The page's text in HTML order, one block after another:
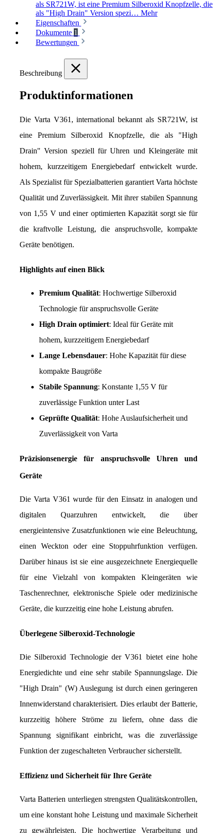
als SR721W, ist eine Premium Silberoxid Knopfzelle, die
als "High Drain" Version spezi… Mehr
Eigenschaften
Dokumente 1
Bewertungen
Beschreibung
Produktinformationen
Die Varta V361, international bekannt als SR721W, ist
eine Premium Silberoxid Knopfzelle, die als "High
Drain" Version speziell für Uhren und Kleingeräte mit
hohem, kurzzeitigem Energiebedarf entwickelt wurde.
Als Spezialist für Spezialbatterien garantiert Varta höchste
Qualität und Zuverlässigkeit. Mit ihrer stabilen Spannung
von 1,55 V und einer optimierten Kapazität sorgt sie für
die kraftvolle Leistung, die anspruchsvolle, kompakte
Geräte benötigen.
Highlights auf einen Blick
Premium Qualität: Hochwertige Silberoxid
Technologie für anspruchsvolle Geräte
High Drain optimiert: Ideal für Geräte mit
hohem, kurzzeitigem Energiebedarf
Lange Lebensdauer: Hohe Kapazität für diese
kompakte Baugröße
Stabile Spannung: Konstante 1,55 V für
zuverlässige Funktion unter Last
Geprüfte Qualität: Hohe Auslaufsicherheit und
Zuverlässigkeit von Varta
Präzisionsenergie für anspruchsvolle Uhren und
Geräte
Die Varta V361 wurde für den Einsatz in analogen und
digitalen Quarzuhren entwickelt, die über
energieintensive Zusatzfunktionen wie eine Beleuchtung,
einen Weckton oder eine Stoppuhrfunktion verfügen.
Darüber hinaus ist sie eine ausgezeichnete Energiequelle
für eine Vielzahl von kompakten Kleingeräten wie
Taschenrechner, elektronische Spiele oder medizinische
Geräte, die kurzzeitig eine hohe Leistung abrufen.
Überlegene Silberoxid-Technologie
Die Silberoxid Technologie der V361 bietet eine hohe
Energiedichte und eine sehr stabile Spannungslage. Die
"High Drain" (W) Auslegung ist durch einen geringeren
Innenwiderstand charakterisiert. Dies erlaubt der Batterie,
kurzzeitig höhere Ströme zu liefern, ohne dass die
Spannung signifikant einbricht, was die zuverlässige
Funktion der zugeschalteten Verbraucher sicherstellt.
Effizienz und Sicherheit für Ihre Geräte
Varta Batterien unterliegen strengsten Qualitätskontrollen,
um eine konstant hohe Leistung und maximale Sicherheit
zu gewährleisten. Die hochwertige Verarbeitung und